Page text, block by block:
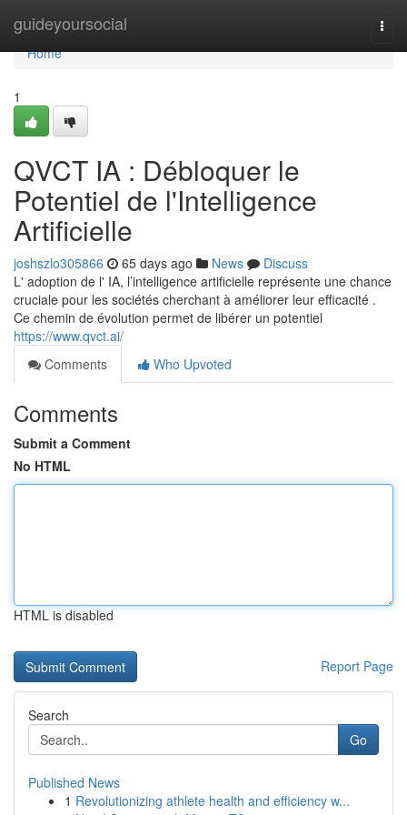
guideyoursocial
Home
Home
1
QVCT IA : Débloquer le
Potentiel de l'Intelligence
Artificielle
joshszlo305866 65 days ago News
Discuss
L' adoption de l' IA, l’intelligence artificielle représente une chance
cruciale pour les sociétés cherchant à améliorer leur efficacité .
Ce chemin de évolution permet de libérer un potentiel
https://www.qvct.ai/
Comments
Who Upvoted
Comments
Submit a Comment
No HTML
HTML is disabled
Report Page
Search
Go
Published News
1 Revolutionizing athlete health and efficiency w...